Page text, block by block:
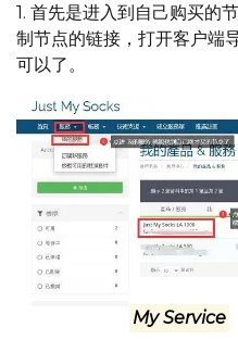
1. 首先是进入到自己购买的
制节点的链接，打开客户端
可以了。
My Service